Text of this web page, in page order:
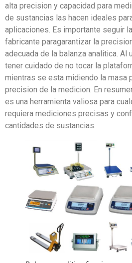
alta precision y capacidad para
de sustancias las hacen ideales
aplicaciones. Es importante seguir
fabricante paragarantizar la
adecuada de la balanza analitica. Al
tener cuidado de no tocar la
mientras se esta midiendo la masa
precision de la medicion. En
es una herramienta valiosa para
requiera mediciones precisas y
cantidades de sustancias.